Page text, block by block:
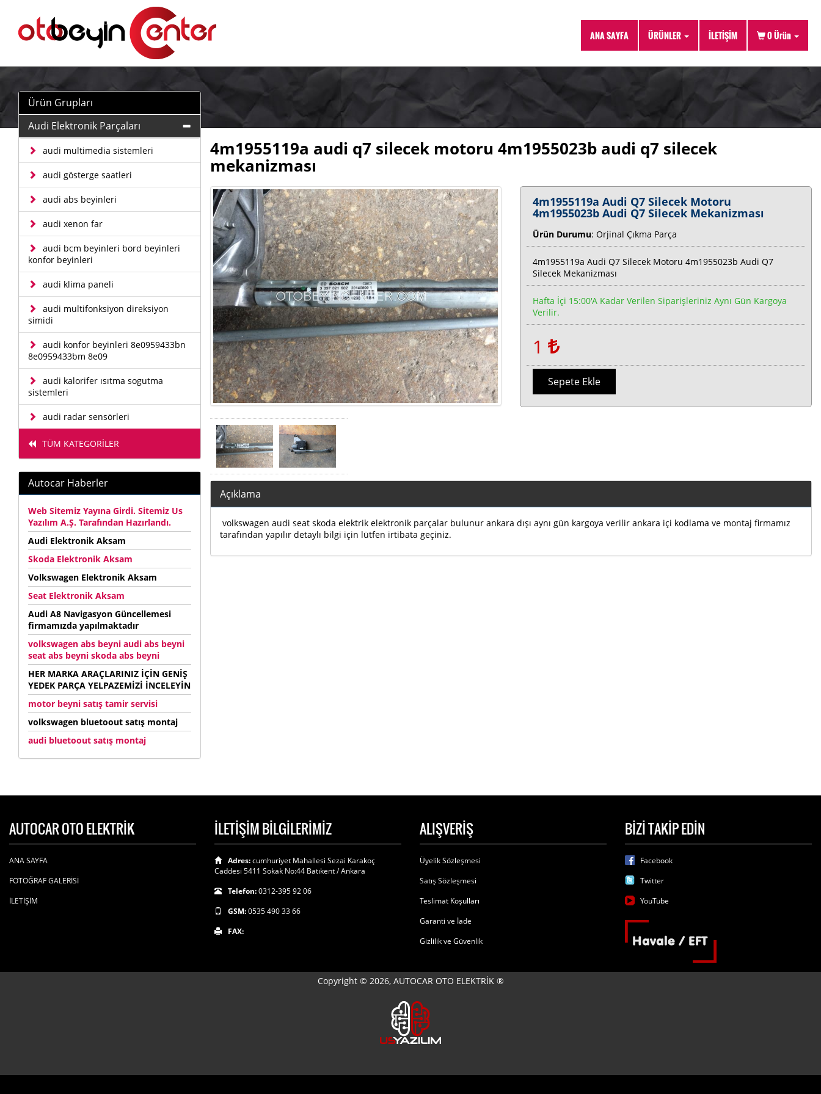
ANA SAYFA ÜRÜNLER İLETİŞİM 0Ürün
Ürün Grupları
Audi Elektronik Parçaları
audi multimedia sistemleri
audi gösterge saatleri
audi abs beyinleri
audi xenon far
audi bcm beyinleri bord beyinleri
konfor beyinleri
audi klima paneli
audi multifonksiyon direksiyon
simidi
audi konfor beyinleri 8e0959433bn
8e0959433bm 8e09
audi kalorifer ısıtma sogutma
sistemleri
audi radar sensörleri
TÜM KATEGORİLER
Autocar Haberler
Web Sitemiz Yayına Girdi. Sitemiz Us
Yazılım A.Ş. Tarafından Hazırlandı.
Audi Elektronik Aksam
Skoda Elektronik Aksam
Volkswagen Elektronik Aksam
Seat Elektronik Aksam
Audi A8 Navigasyon Güncellemesi
firmamızda yapılmaktadır
volkswagen abs beyni audi abs beyni
seat abs beyni skoda abs beyni
HER MARKA ARAÇLARINIZ İÇİN GENİŞ
YEDEK PARÇA YELPAZEMİZİ İNCELEYİN
motor beyni satış tamir servisi
volkswagen bluetoout satış montaj
audi bluetoout satış montaj
4m1955119a audi q7 silecek motoru 4m1955023b audi q7 silecek
mekanizması
4m1955119a Audi Q7 Silecek Motoru
4m1955023b Audi Q7 Silecek Mekanizması
Ürün Durumu: Orjinal Çıkma Parça
4m1955119a Audi Q7 Silecek Motoru 4m1955023b Audi Q7
Silecek Mekanizması
Hafta İçi 15:00'a Kadar Verilen Siparişleriniz Aynı Gün Kargoya
Verilir.
1
Sepete Ekle
Açıklama
volkswagen audi seat skoda elektrik elektronik parçalar bulunur ankara dışı aynı gün kargoya verilir ankara içi kodlama ve montaj firmamız
tarafından yapılır detaylı bilgi için lütfen irtibata geçiniz.
AUTOCAR OTO ELEKTRİK
ANA SAYFA
FOTOĞRAF GALERİSİ
İLETİŞİM
İLETİŞİM BİLGİLERİMİZ
Adres:cumhuriyet Mahallesi Sezai Karakoç
Caddesi 5411 Sokak No:44 Batıkent / Ankara
Telefon:0312-395 92 06
GSM:0535 490 33 66
FAX:
ALIŞVERİŞ
Üyelik Sözleşmesi
Satış Sözleşmesi
Teslimat Koşulları
Garanti ve İade
Gizlilik ve Güvenlik
BİZİ TAKİP EDİN
Facebook
Twitter
YouTube
Copyright © 2026, AUTOCAR OTO ELEKTRİK ®